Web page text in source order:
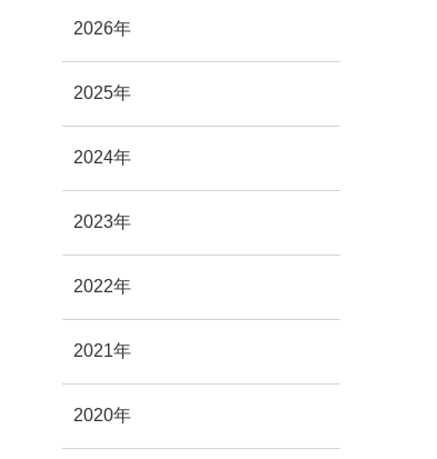
2026年
2025年
2024年
2023年
2022年
2021年
2020年